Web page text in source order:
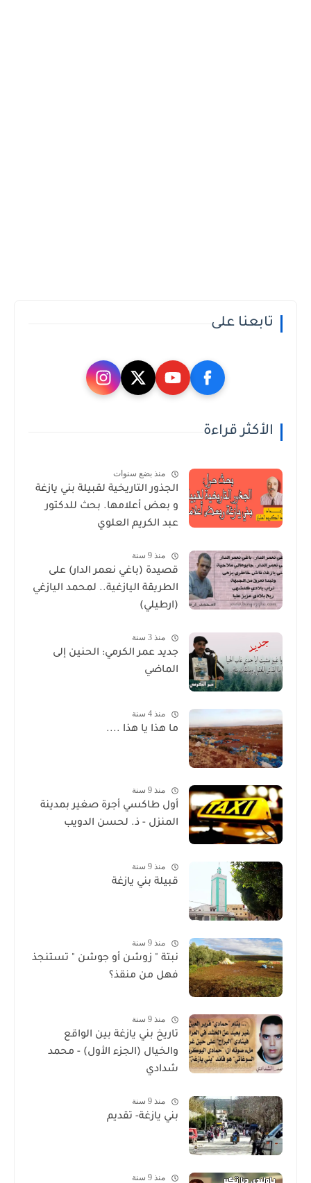
تابعنا على
الأكثر قراءة
منذ بضع سنوات
الجذور التاريخية لقبيلة بني يازغة
و بعض أعلامها. بحث للدكتور
عبد الكريم العلوي
منذ 9 سنة
قصيدة (باغي نعمر الدار) على
الطريقة اليازغية.. لمحمد اليازغي
(ارطيلي)
منذ 3 سنة
جديد عمر الكرمي: الحنين إلى
الماضي
منذ 4 سنة
ما هذا يا هذا ....
منذ 9 سنة
أول طاكسي أجرة صغير بمدينة
المنزل - ذ. لحسن الدويب
منذ 9 سنة
قبيلة بني يازغة
منذ 9 سنة
نبتة " زوشن أو جوشن " تستنجذ
فهل من منقذ؟
منذ 9 سنة
تاريخ بني يازغة بين الواقع
والخيال (الجزء الأول) - محمد
شدادي
منذ 9 سنة
بني يازغة- تقديم
منذ 9 سنة